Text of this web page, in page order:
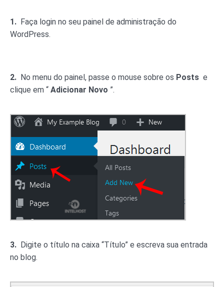
1. Faça login no seu painel de administração do
WordPress.
2. No menu do painel, passe o mouse sobre os Posts e
clique em “ Adicionar Novo ”.
3. Digite o título na caixa “Título” e escreva sua entrada
no blog.